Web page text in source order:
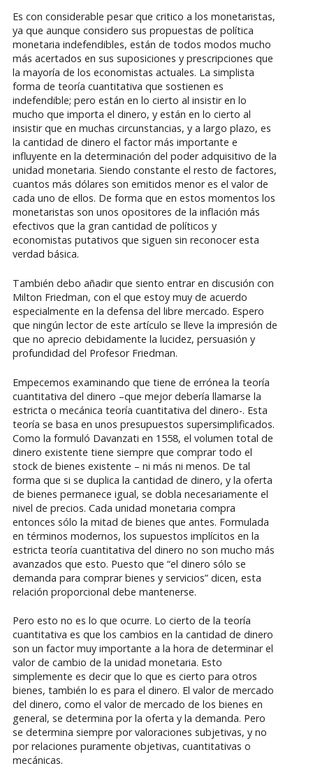
Es con considerable pesar que critico a los monetaristas,
ya que aunque considero sus propuestas de política
monetaria indefendibles, están de todos modos mucho
más acertados en sus suposiciones y prescripciones que
la mayoría de los economistas actuales. La simplista
forma de teoría cuantitativa que sostienen es
indefendible; pero están en lo cierto al insistir en lo
mucho que importa el dinero, y están en lo cierto al
insistir que en muchas circunstancias, y a largo plazo, es
la cantidad de dinero el factor más importante e
influyente en la determinación del poder adquisitivo de la
unidad monetaria. Siendo constante el resto de factores,
cuantos más dólares son emitidos menor es el valor de
cada uno de ellos. De forma que en estos momentos los
monetaristas son unos opositores de la inflación más
efectivos que la gran cantidad de políticos y
economistas putativos que siguen sin reconocer esta
verdad básica.
También debo añadir que siento entrar en discusión con
Milton Friedman, con el que estoy muy de acuerdo
especialmente en la defensa del libre mercado. Espero
que ningún lector de este artículo se lleve la impresión de
que no aprecio debidamente la lucidez, persuasión y
profundidad del Profesor Friedman.
Empecemos examinando que tiene de errónea la teoría
cuantitativa del dinero –que mejor debería llamarse la
estricta o mecánica teoría cuantitativa del dinero-. Esta
teoría se basa en unos presupuestos supersimplificados.
Como la formuló Davanzati en 1558, el volumen total de
dinero existente tiene siempre que comprar todo el
stock de bienes existente – ni más ni menos. De tal
forma que si se duplica la cantidad de dinero, y la oferta
de bienes permanece igual, se dobla necesariamente el
nivel de precios. Cada unidad monetaria compra
entonces sólo la mitad de bienes que antes. Formulada
en términos modernos, los supuestos implícitos en la
estricta teoría cuantitativa del dinero no son mucho más
avanzados que esto. Puesto que “el dinero sólo se
demanda para comprar bienes y servicios” dicen, esta
relación proporcional debe mantenerse.
Pero esto no es lo que ocurre. Lo cierto de la teoría
cuantitativa es que los cambios en la cantidad de dinero
son un factor muy importante a la hora de determinar el
valor de cambio de la unidad monetaria. Esto
simplemente es decir que lo que es cierto para otros
bienes, también lo es para el dinero. El valor de mercado
del dinero, como el valor de mercado de los bienes en
general, se determina por la oferta y la demanda. Pero
se determina siempre por valoraciones subjetivas, y no
por relaciones puramente objetivas, cuantitativas o
mecánicas.